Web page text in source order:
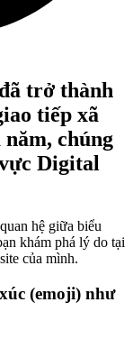
trở thành
tiếp xã
chúng
Digital
hệ giữa biểu
khám phá lý do tại
của mình.
(emoji) như